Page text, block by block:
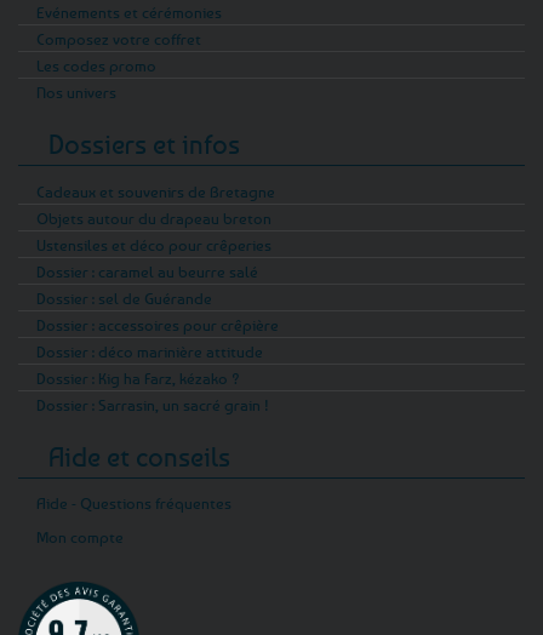
Evénements et cérémonies
Composez votre coffret
Les codes promo
Nos univers
Dossiers et infos
Cadeaux et souvenirs de Bretagne
Objets autour du drapeau breton
Ustensiles et déco pour crêperies
Dossier : caramel au beurre salé
Dossier : sel de Guérande
Dossier : accessoires pour crêpière
Dossier : déco marinière attitude
Dossier : Kig ha Farz, kézako ?
Dossier : Sarrasin, un sacré grain !
Aide et conseils
Aide - Questions fréquentes
Mon compte